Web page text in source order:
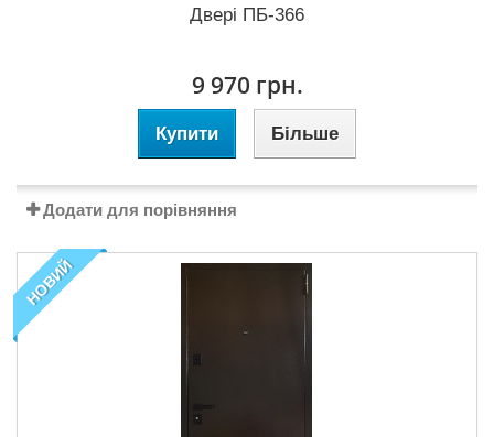
Двері ПБ-366
9 970 грн.
Купити Більше
Додати для порівняння
НОВИЙ